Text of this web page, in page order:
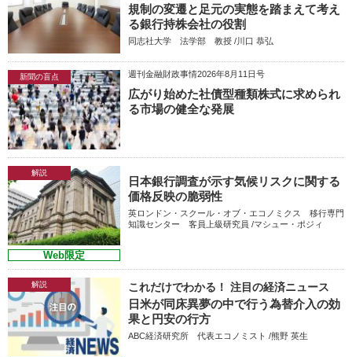
規制の変遷と足元の実態を踏まえて考え
る銀行持株会社の役割
同志社大学 法学部 教授 /川口 恭弘
新聞の盲点 週刊金融財政事情2026年8月11日号
広がり始めた社債型種類株式に求められ
る市場の健全な発展
解説
Web限定
日本銀行調査が示す気候リスクに関する
価格反映の脆弱性
英ロンドン・スクール・オブ・エコノミクス 移行専門
知識センター 客員上級研究員 /マシュー・ポジィ
解説 これだけでわかる！ 注目の経済ニュース
日米が同床異夢の中で行う為替介入の効
果と円安の行方
ABC経済研究所 代表エコノミスト /熊野 英生